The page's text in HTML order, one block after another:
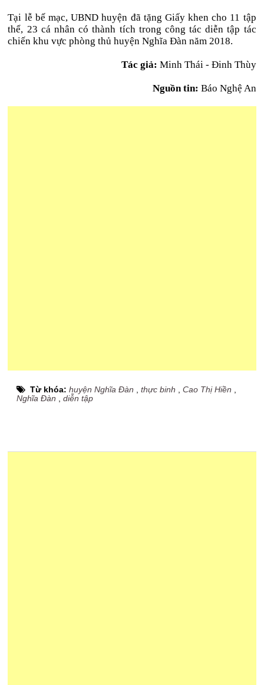
Tại lễ bế mạc, UBND huyện đã tặng Giấy khen cho 11 tập
thể, 23 cá nhân có thành tích trong công tác diễn tập tác
chiến khu vực phòng thủ huyện Nghĩa Đàn năm 2018.
Tác giả: Minh Thái - Đinh Thùy
Nguồn tin: Báo Nghệ An
Từ khóa:huyện Nghĩa Đàn ,thực binh ,Cao Thị Hiền
Nghĩa Đàn ,diễn tập